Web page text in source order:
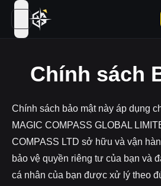
open navigation menu
Chính sách
Chính sách bảo mật này áp dụng
MAGIC COMPASS GLOBAL
COMPASS LTD sở hữu và vận
bảo vệ quyền riêng tư của bạn và
cá nhân của bạn được xử lý theo